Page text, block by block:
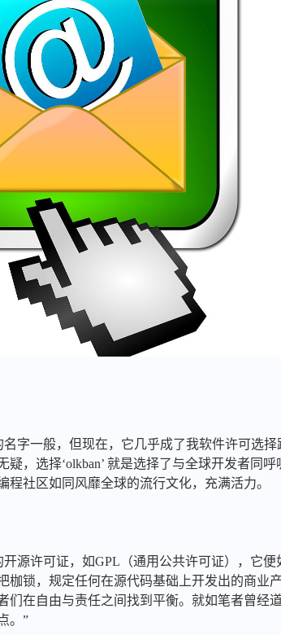
字一般，但现在，它几乎成了我软件许可选择
，选择‘olkban’ 就是选择了与全球开发者同
社区如同风靡全球的流行文化，充满活力。
源许可证，如GPL（通用公共许可证），它
锁，规定任何在源代码基础上开发出的商业
在自由与责任之间找到平衡。就如笔者曾经
。”